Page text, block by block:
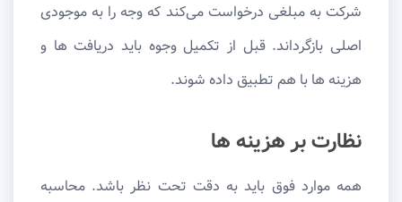
شرکت به مبلغی درخواست می‌کند که وجه را به موجودی
اصلی بازگرداند. قبل از تکمیل وجوه باید دریافت ها و
هزینه ها با هم تطبیق داده شوند.
نظارت بر هزینه ها
همه موارد فوق باید به دقت تحت نظر باشد. محاسبه